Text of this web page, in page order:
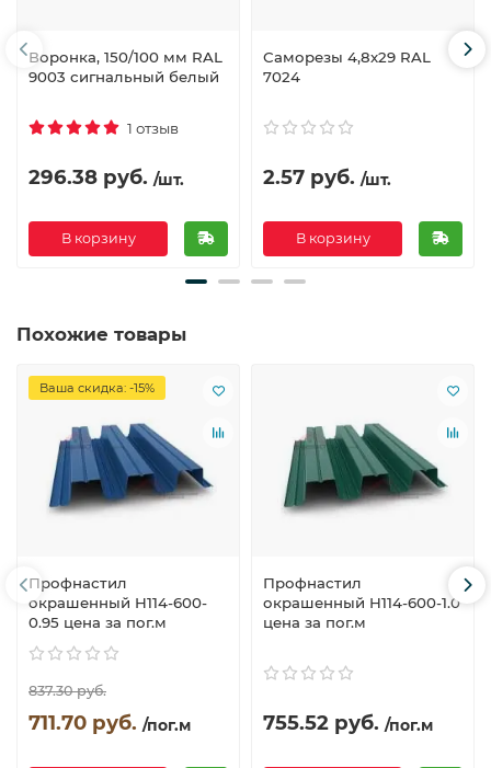
Воронка, 150/100 мм RAL
9003 сигнальный белый
1 отзыв
296.38 руб. /шт.
В корзину
Саморезы 4,8х29 RAL
7024
2.57 руб. /шт.
В корзину
Похожие товары
Ваша скидка: -15%
Профнастил
окрашенный H114-600-
0.95 цена за пог.м
837.30 руб.
711.70 руб. /пог.м
Профнастил
окрашенный H114-600-1.0
цена за пог.м
755.52 руб. /пог.м